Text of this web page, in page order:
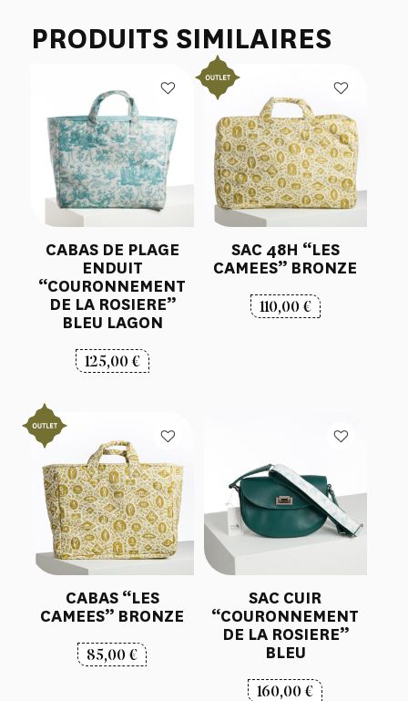
PRODUITS SIMILAIRES
CABAS DE PLAGE
ENDUIT
“COURONNEMENT
DE LA ROSIERE”
BLEU LAGON
125,00€
SAC 48H “LES
CAMEES” BRONZE
110,00€
CABAS “LES
CAMEES” BRONZE
85,00€
SAC CUIR
“COURONNEMENT
DE LA ROSIERE”
BLEU
160,00€